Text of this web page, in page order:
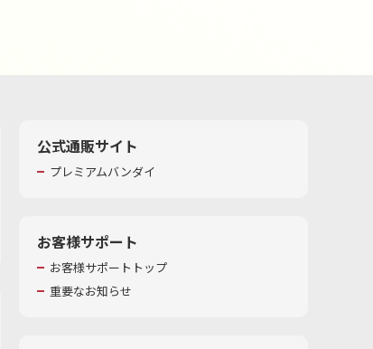
公式通販サイト
プレミアムバンダイ
お客様サポート
お客様サポートトップ
重要なお知らせ